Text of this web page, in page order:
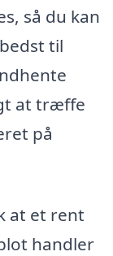
så du kan
til
at træffe
på
at et rent
handler